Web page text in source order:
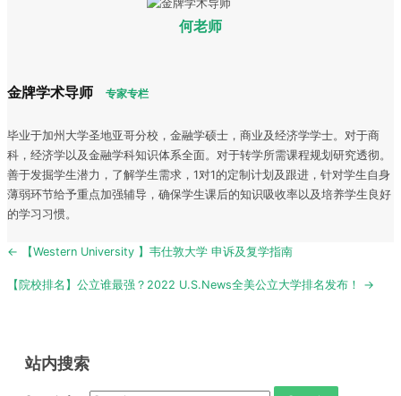
何老师
金牌学术导师 专家专栏
毕业于加州大学圣地亚哥分校，金融学硕士，商业及经济学学士。对于商
科，经济学以及金融学科知识体系全面。对于转学所需课程规划研究透彻。
善于发掘学生潜力，了解学生需求，1对1的定制计划及跟进，针对学生自身
薄弱环节给予重点加强辅导，确保学生课后的知识吸收率以及培养学生良好
的学习习惯。
Post
← 【Western University 】韦仕敦大学 申诉及复学指南
【院校排名】公立谁最强？2022 U.S.News全美公立大学排名发布！ →
站内搜索